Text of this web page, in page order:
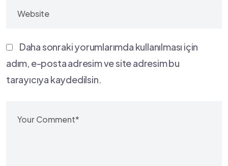
Daha sonraki yorumlarımda kullanılması için
adım, e-posta adresim ve site adresim bu
tarayıcıya kaydedilsin.